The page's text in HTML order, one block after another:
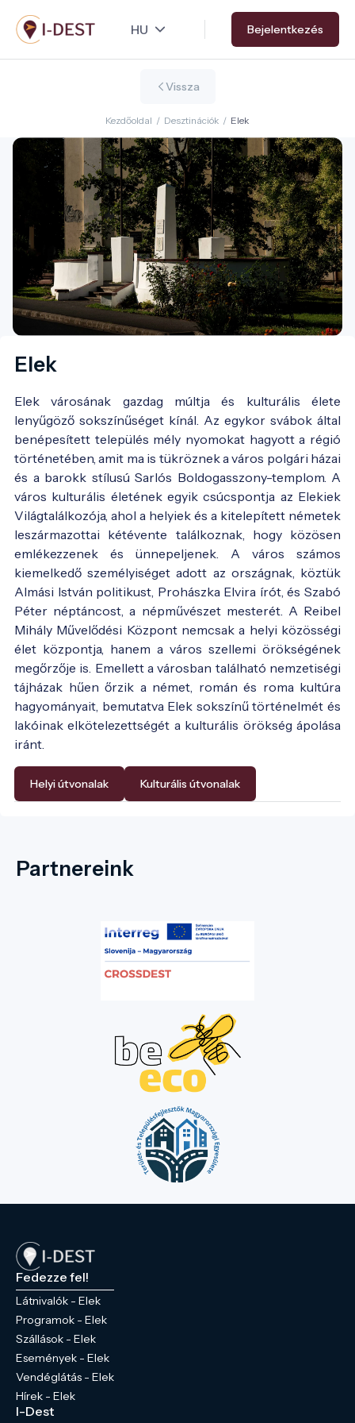
Ugrás
a
tartalomra
Bejelentkezés
Vissza
Kezdőoldal / Desztinációk / Elek
Elek
Elek városának gazdag múltja és kulturális élete
lenyűgöző sokszínűséget kínál. Az egykor svábok által
benépesített település mély nyomokat hagyott a régió
történetében, amit ma is tükröznek a város polgári házai
és a barokk stílusú Sarlós Boldogasszony-templom. A
város kulturális életének egyik csúcspontja az Elekiek
Világtalálkozója, ahol a helyiek és a kitelepített németek
leszármazottai kétévente találkoznak, hogy közösen
emlékezzenek és ünnepeljenek. A város számos
kiemelkedő személyiséget adott az országnak, köztük
Almási István politikust, Prohászka Elvira írót, és Szabó
Péter néptáncost, a népművészet mesterét. A Reibel
Mihály Művelődési Központ nemcsak a helyi közösségi
élet központja, hanem a város szellemi örökségének
megőrzője is. Emellett a városban található nemzetiségi
tájházak hűen őrzik a német, román és roma kultúra
hagyományait, bemutatva Elek sokszínű történelmét és
lakóinak elkötelezettségét a kulturális örökség ápolása
iránt.
Helyi útvonalak Kulturális útvonalak
Partnereink
Fedezze fel!
Látnivalók - Elek
Programok - Elek
Szállások - Elek
Események - Elek
Vendéglátás - Elek
Hírek - Elek
I-Dest